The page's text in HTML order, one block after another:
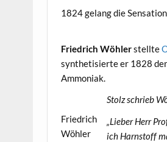
1824 gelang die
Friedrich Wöhlerstellte
synthetisierte er 1828
Ammoniak.
Friedrich
Wöhler
Stolz schrieb
„Lieber Herr
ich Harnstoff